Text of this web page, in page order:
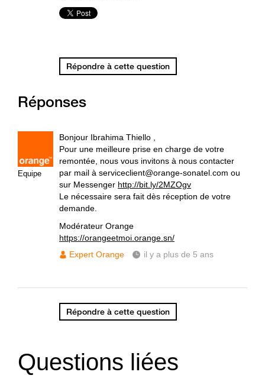
Répondre à cette question
Réponses
Equipe
Bonjour Ibrahima Thiello ,
Pour une meilleure prise en charge de votre
remontée, nous vous invitons à nous contacter
par mail à serviceclient@orange-sonatel.com ou
sur Messenger http://bit.ly/2MZOgv
Le nécessaire sera fait dès réception de votre
demande.
Modérateur Orange
https://orangeetmoi.orange.sn/
Expert Orange
il y a plus de 5 ans
Répondre à cette question
Questions liées